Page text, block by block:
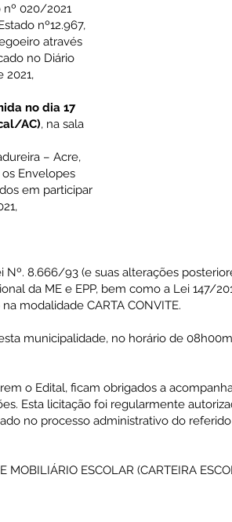
020/2021
nº12.967,
através
no Diário
2021,
no dia 17
AC), na sala
– Acre,
Envelopes
em participar
Nº. 8.666/93 (e suas alterações
da ME e EPP, bem como a Lei 147/
modalidade CARTA CONVITE.
municipalidade, no horário de
o Edital, ficam obrigados a
Esta licitação foi regularmente
no processo administrativo do
MOBILIÁRIO ESCOLAR (CARTEIRA